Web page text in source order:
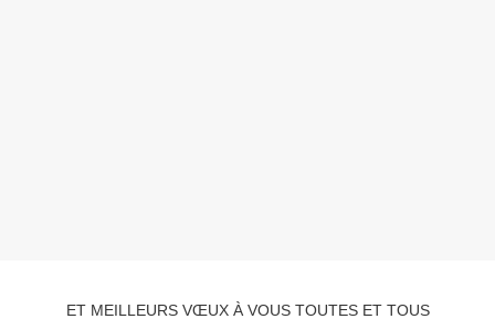
ET MEILLEURS VŒUX À VOUS TOUTES ET TOUS